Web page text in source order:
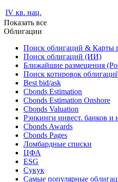
IV кв. нац.
2024
IV кв. нац.
Показать все
Облигации
Поиск облигаций & Карты
Поиск облигаций (ИИ)
Ближайшие размещения
Поиск котировок облигаций
Best bid/ask
Cbonds Estimation
Cbonds Estimation Onshore
Cbonds Valuation
Рэнкинги инвест. банков и
Cbonds Awards
Cbonds Pages
Ломбардные списки